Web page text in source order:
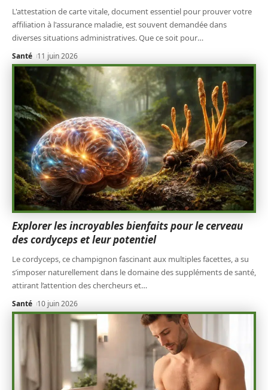
L'attestation de carte vitale, document essentiel pour prouver votre
affiliation à l'assurance maladie, est souvent demandée dans
diverses situations administratives. Que ce soit pour…
Santé 11 juin 2026
Explorer les incroyables bienfaits pour le cerveau
des cordyceps et leur potentiel
Le cordyceps, ce champignon fascinant aux multiples facettes, a su
s’imposer naturellement dans le domaine des suppléments de santé,
attirant l’attention des chercheurs et…
Santé 10 juin 2026